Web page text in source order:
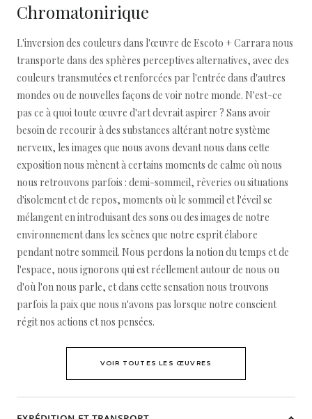
Chromatonirique
L'inversion des couleurs dans l'œuvre de Escoto + Carrara nous
transporte dans des sphères perceptives alternatives, avec des
couleurs transmutées et renforcées par l'entrée dans d'autres
mondes ou de nouvelles façons de voir notre monde. N'est-ce
pas ce à quoi toute œuvre d'art devrait aspirer ? Sans avoir
besoin de recourir à des substances altérant notre système
nerveux, les images que nous avons devant nous dans cette
exposition nous mènent à certains moments de calme où nous
nous retrouvons parfois : demi-sommeil, rêveries ou situations
d'isolement et de repos, moments où le sommeil et l'éveil se
mélangent en introduisant des sons ou des images de notre
environnement dans les scènes que notre esprit élabore
pendant notre sommeil. Nous perdons la notion du temps et de
l'espace, nous ignorons qui est réellement autour de nous ou
d'où l'on nous parle, et dans cette sensation nous trouvons
parfois la paix que nous n'avons pas lorsque notre conscient
régit nos actions et nos pensées.
VOIR TOUTES LES ŒUVRES